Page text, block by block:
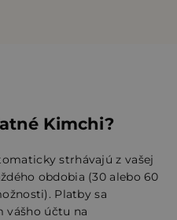
Kimchi?
strhávajú z vašej
obdobia (30 alebo 60
Platby sa
vášho účtu na